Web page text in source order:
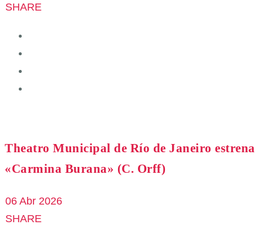
SHARE
Theatro Municipal de Río de Janeiro estrena
«Carmina Burana» (C. Orff)
06 Abr 2026
SHARE